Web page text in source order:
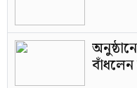
বাঁধলেন